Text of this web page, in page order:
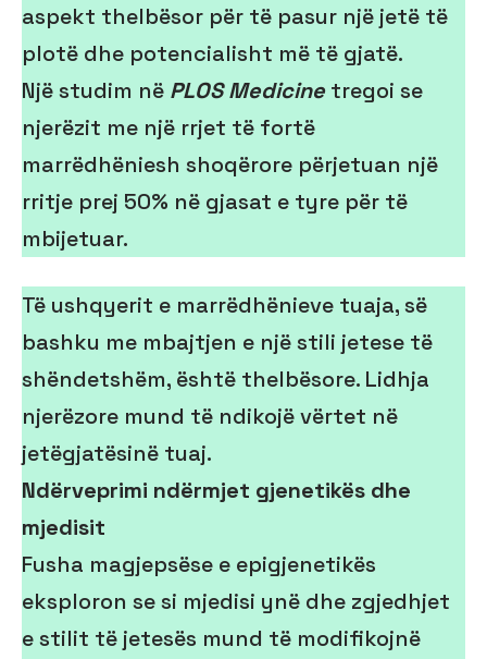
aspekt thelbësor për të pasur një jetë të
plotë dhe potencialisht më të gjatë.
Një studim në PLOS Medicinetregoi se
njerëzit me një rrjet të fortë
marrëdhëniesh shoqërore përjetuan një
rritje prej 50% në gjasat e tyre për të
mbijetuar.
Të ushqyerit e marrëdhënieve tuaja, së
bashku me mbajtjen e një stili jetese të
shëndetshëm, është thelbësore. Lidhja
njerëzore mund të ndikojë vërtet në
jetëgjatësinë tuaj.
Ndërveprimi ndërmjet gjenetikës dhe
mjedisit
Fusha magjepsëse e epigjenetikës
eksploron se si mjedisi ynë dhe zgjedhjet
e stilit të jetesës mund të modifikojnë